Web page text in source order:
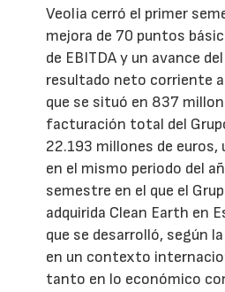
Veolia cerró el primer
mejora de 70 puntos
de EBITDA y un avance
resultado neto corriente
que se situó en 837
facturación total del
22.193 millones de euros,
en el mismo periodo del
semestre en el que el
adquirida Clean Earth en
que se desarrolló, según
en un contexto
tanto en lo económico